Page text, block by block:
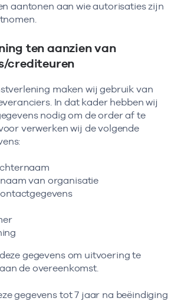
aantonen aan wie autorisaties zijn
ten aanzien van
crediteuren
maken wij gebruik van
In dat kader hebben wij
nodig om de order af te
verwerken wij de volgende
van organisatie
gegevens om uitvoering te
de overeenkomst.
gegevens tot 7 jaar na beëindiging